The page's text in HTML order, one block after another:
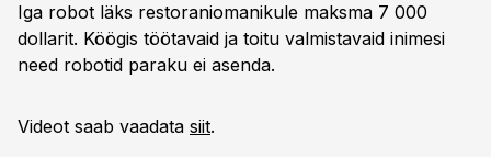
Iga robot läks restoraniomanikule maksma 7 000
dollarit. Köögis töötavaid ja toitu valmistavaid inimesi
need robotid paraku ei asenda.
Videot saab vaadata siit.